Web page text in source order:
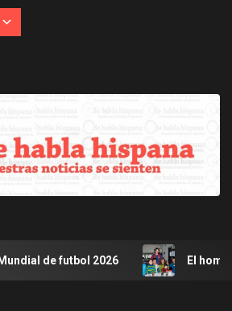
2026 El hombre detrás